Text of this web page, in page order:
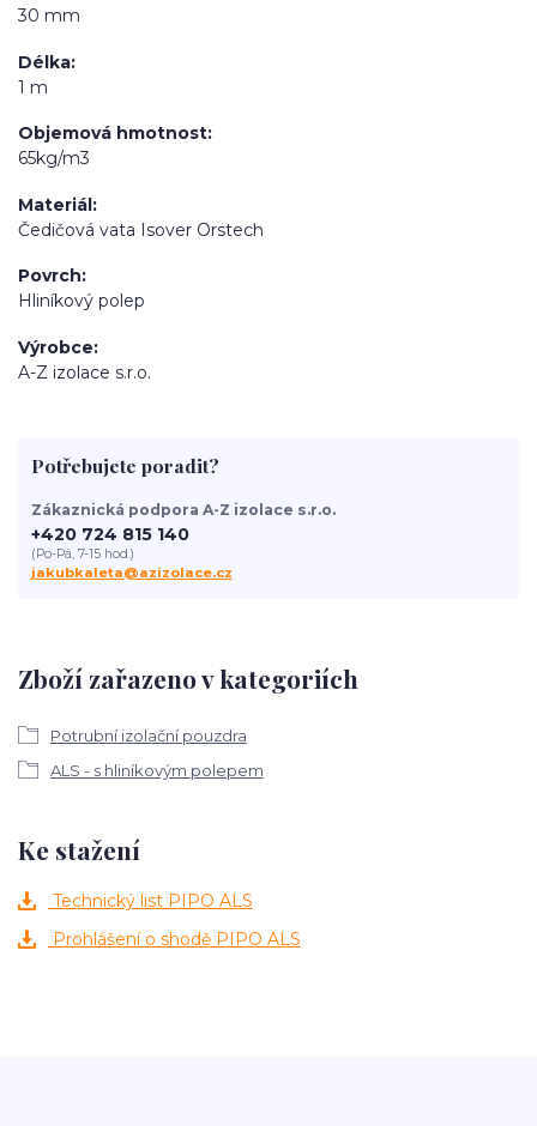
30 mm
Délka
1 m
Objemová hmotnost
65kg/m3
Materiál
Čedičová vata Isover Orstech
Povrch
Hliníkový polep
Výrobce
A-Z izolace s.r.o.
Zboží zařazeno v kategoriích
Potrubní izolační pouzdra
ALS - s hliníkovým polepem
Potřebujete poradit?
Zákaznická podpora A-Z izolace s.r.o.
+420 724 815 140
(Po-Pá, 7-15 hod.)
jakubkaleta@azizolace.cz
Ke stažení
Technický list PIPO ALS
Prohlášení o shodě PIPO ALS